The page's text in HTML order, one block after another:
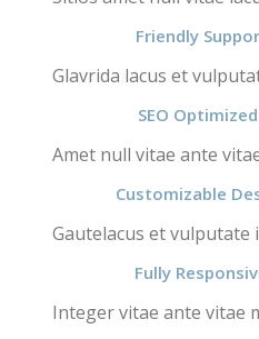
Friendly
Glavrida lacus et
SEO Optimized
Amet null vitae ante
Customizable
Gautelacus et
Fully
Integer vitae ante vitae